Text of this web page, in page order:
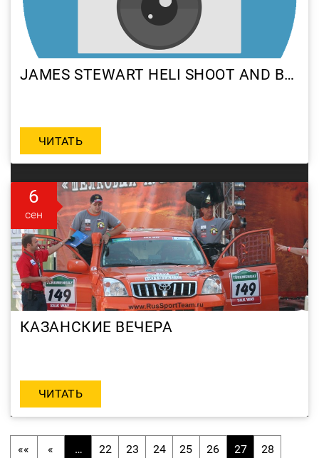
JAMES STEWART HELI SHOOT AND BACKYARD RIDING SESSION
ЧИТАТЬ
6
сен
КАЗАНСКИЕ ВЕЧЕРА
ЧИТАТЬ
«« « … 22 23 24 25 26 27 28